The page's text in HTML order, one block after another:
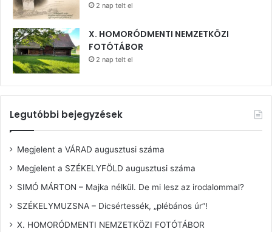
2 nap telt el
X. HOMORÓDMENTI NEMZETKÖZI
FOTÓTÁBOR
2 nap telt el
Legutóbbi bejegyzések
Megjelent a VÁRAD augusztusi száma
Megjelent a SZÉKELYFÖLD augusztusi száma
SIMÓ MÁRTON – Majka nélkül. De mi lesz az irodalommal?
SZÉKELYMUZSNA – Dicsértessék, „plébános úr”!
X. HOMORÓDMENTI NEMZETKÖZI FOTÓTÁBOR